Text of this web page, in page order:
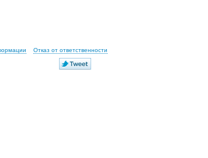
Отказ от ответственности